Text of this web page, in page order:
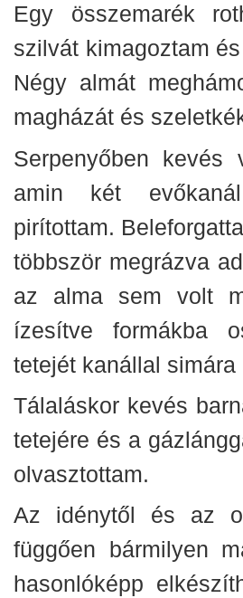
Egy összemarék
szilvát kimagoztam
Négy almát
magházát és
Serpenyőben kevés
amin két
pirítottam.
többször megrázva
az alma sem volt
ízesítve formákba
tetejét kanállal simára
Tálaláskor kevés
tetejére és a
olvasztottam.
Az idénytől és az
függően bármilyen
hasonlóképp